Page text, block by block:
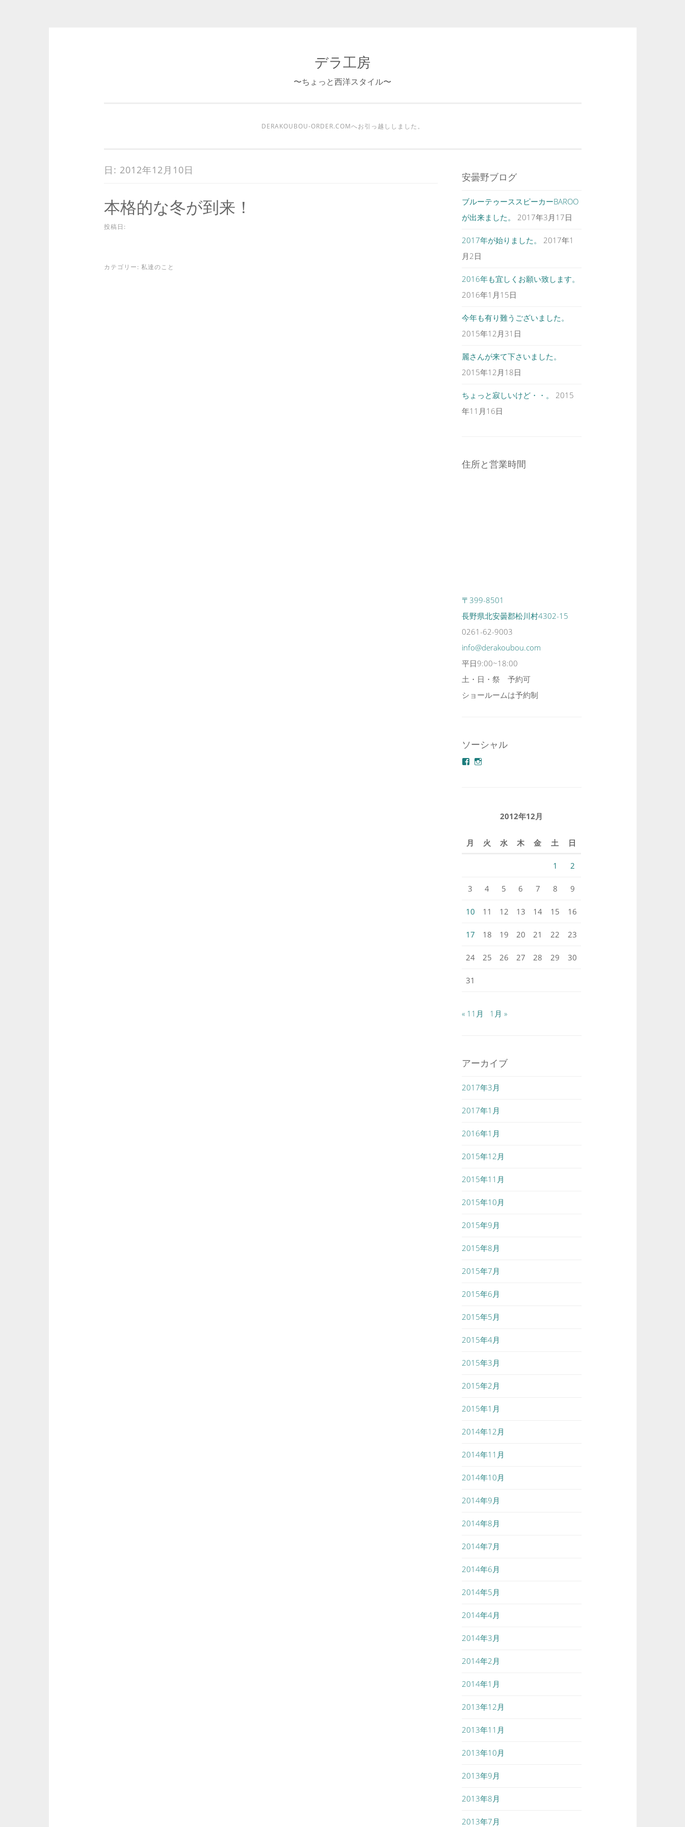
ッ
デラ工房
〜ちょっと西洋スタイル〜
DERAKOUBOU-ORDER.COMへお引っ越ししました。
日: 2012年12月10日
本格的な冬が到来！
投稿日:
カテゴリー: 私達のこと
安曇野ブログ
ブルーテゥーススピーカーBAROO
が出来ました。
2017年3月17日
2017年が始りました。
2017年1
月2日
2016年も宜しくお願い致します。
2016年1月15日
今年も有り難うございました。
2015年12月31日
麗さんが来て下さいました。
2015年12月18日
ちょっと寂しいけど・・。
2015
年11月16日
住所と営業時間
〒399-8501
長野県北安曇郡松川村4302-15
0261-62-9003
info@derakoubou.com
平日9:00~18:00
土・日・祭 予約可
ショールームは予約制
ソーシャル
azuminonoie
を
derakoubou
を
2012年12月
月 火 水 木 金 土 日
1 2
3 4 5 6 7 8 9
10 11 12 13 14 15 16
17 18 19 20 21 22 23
24 25 26 27 28 29 30
31
« 11月 1月 »
アーカイブ
2017年3月
2017年1月
2016年1月
2015年12月
2015年11月
2015年10月
2015年9月
2015年8月
2015年7月
2015年6月
2015年5月
2015年4月
2015年3月
2015年2月
2015年1月
2014年12月
2014年11月
2014年10月
2014年9月
2014年8月
2014年7月
2014年6月
2014年5月
2014年4月
2014年3月
2014年2月
2014年1月
2013年12月
2013年11月
2013年10月
2013年9月
2013年8月
2013年7月